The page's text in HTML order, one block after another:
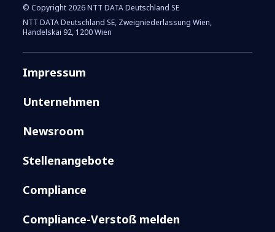
© Copyright 2026 NTT DATA Deutschland SE
NTT DATA Deutschland SE, Zweigniederlassung Wien,
Handelskai 92, 1200 Wien
Impressum
Unternehmen
Newsroom
Stellenangebote
Compliance
Compliance-Verstoß melden